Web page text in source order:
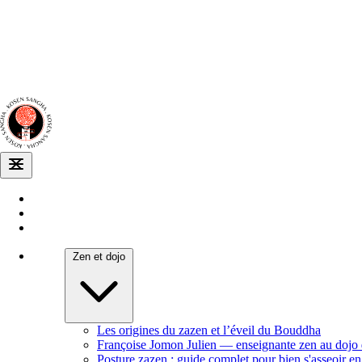
Zen et dojo
Les origines du zazen et l’éveil du Bouddha
Françoise Jomon Julien — enseignante zen au
Posture zazen : guide complet pour bien s'asseoir